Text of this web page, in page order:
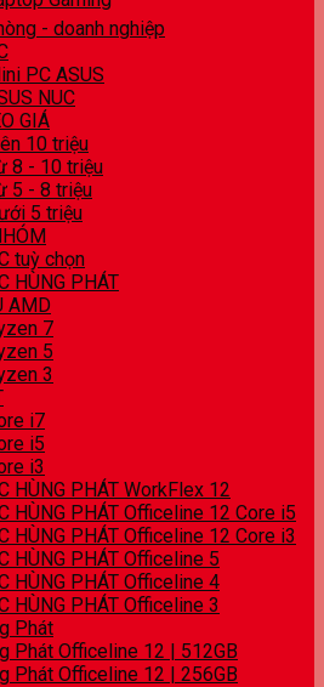
- doanh nghiệp
PC ASUS
NUC
GIÁ
10 triệu
8 - 10 triệu
5 - 8 triệu
5 triệu
tuỳ chọn
HÙNG PHÁT
AMD
7
5
3
i7
i5
i3
HÙNG PHÁT WorkFlex 12
HÙNG PHÁT Officeline 12 Core i5
HÙNG PHÁT Officeline 12 Core i3
HÙNG PHÁT Officeline 5
HÙNG PHÁT Officeline 4
HÙNG PHÁT Officeline 3
Phát
Phát Officeline 12 | 512GB
Phát Officeline 12 | 256GB